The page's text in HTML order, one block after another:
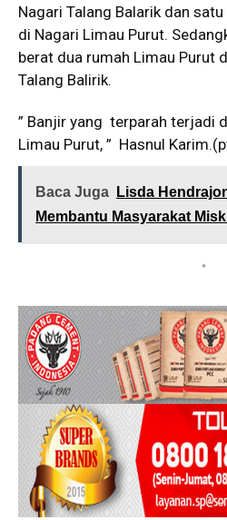
Nagari Talang Balarik dan
di Nagari Limau Purut.
berat dua rumah Limau Purut
Talang Balirik.
” Banjir yang terparah terjadi
Limau Purut, ” Hasnul
Baca Juga
Lisda
Membantu Masyarakat
*